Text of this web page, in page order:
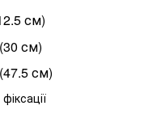
см)
см)
см)